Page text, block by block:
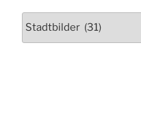
Kategorien